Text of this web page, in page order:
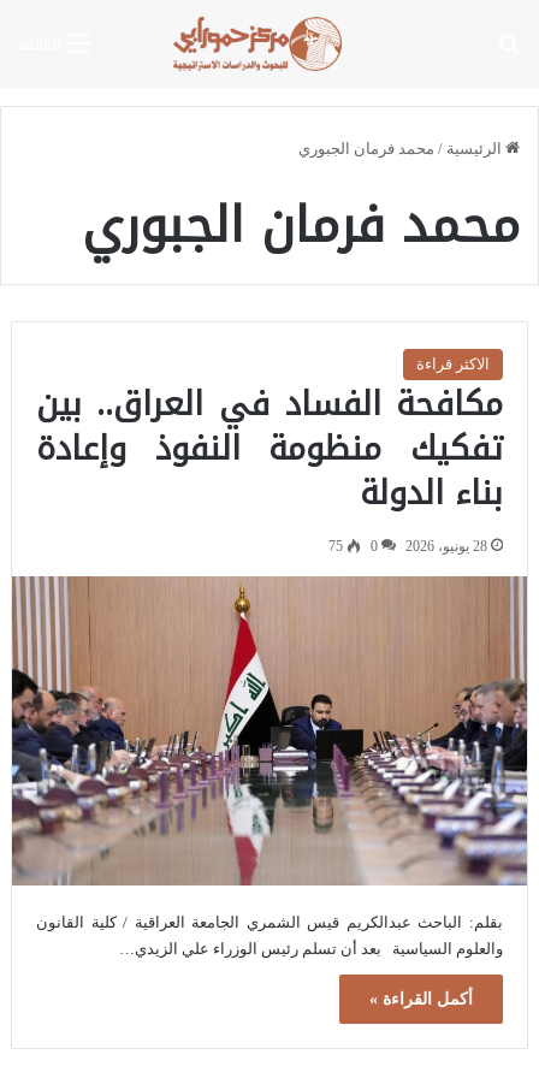
الرئيسية / محمد فرمان الجبوري
محمد فرمان الجبوري
الاكثر قراءة
مكافحة الفساد في العراق.. بين
تفكيك منظومة النفوذ وإعادة
بناء الدولة
28 يونيو، 2026 0
75
بقلم: الباحث عبدالكريم قيس الشمري الجامعة العراقية / كلية القانون
والعلوم السياسية بعد أن تسلم رئيس الوزراء علي الزيدي…
أكمل القراءة »